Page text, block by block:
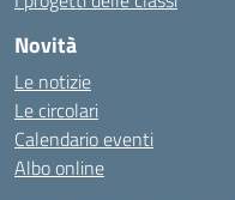
Novità
Le notizie
Le circolari
Calendario eventi
Albo online